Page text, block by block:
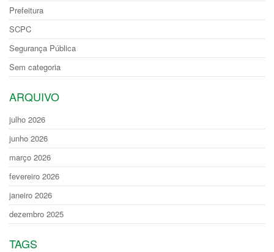
Prefeitura
SCPC
Segurança Pública
Sem categoria
ARQUIVO
julho 2026
junho 2026
março 2026
fevereiro 2026
janeiro 2026
dezembro 2025
TAGS